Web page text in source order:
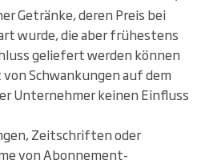
Getränke, deren Preis bei
wurde, die aber frühestens
geliefert werden können
Schwankungen auf dem
Unternehmer keinen Einfluss
Zeitschriften oder
von Abonnement-